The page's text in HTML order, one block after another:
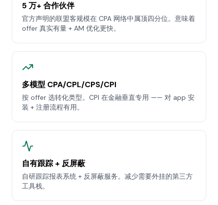
5 万+ 合作伙伴
官方声明的联盟客规模在 CPA 网络中属顶四分位。意味着
offer 真实有量 + AM 优化更快。
多模型 CPA/CPL/CPS/CPI
按 offer 选转化类型。CPI 在金融垂直专用 —— 对 app 安
装 + 注册流程有用。
自有跟踪 + 反屏蔽
自研跟踪报表系统 + 反屏蔽服务。减少需要外挂的第三方
工具栈。